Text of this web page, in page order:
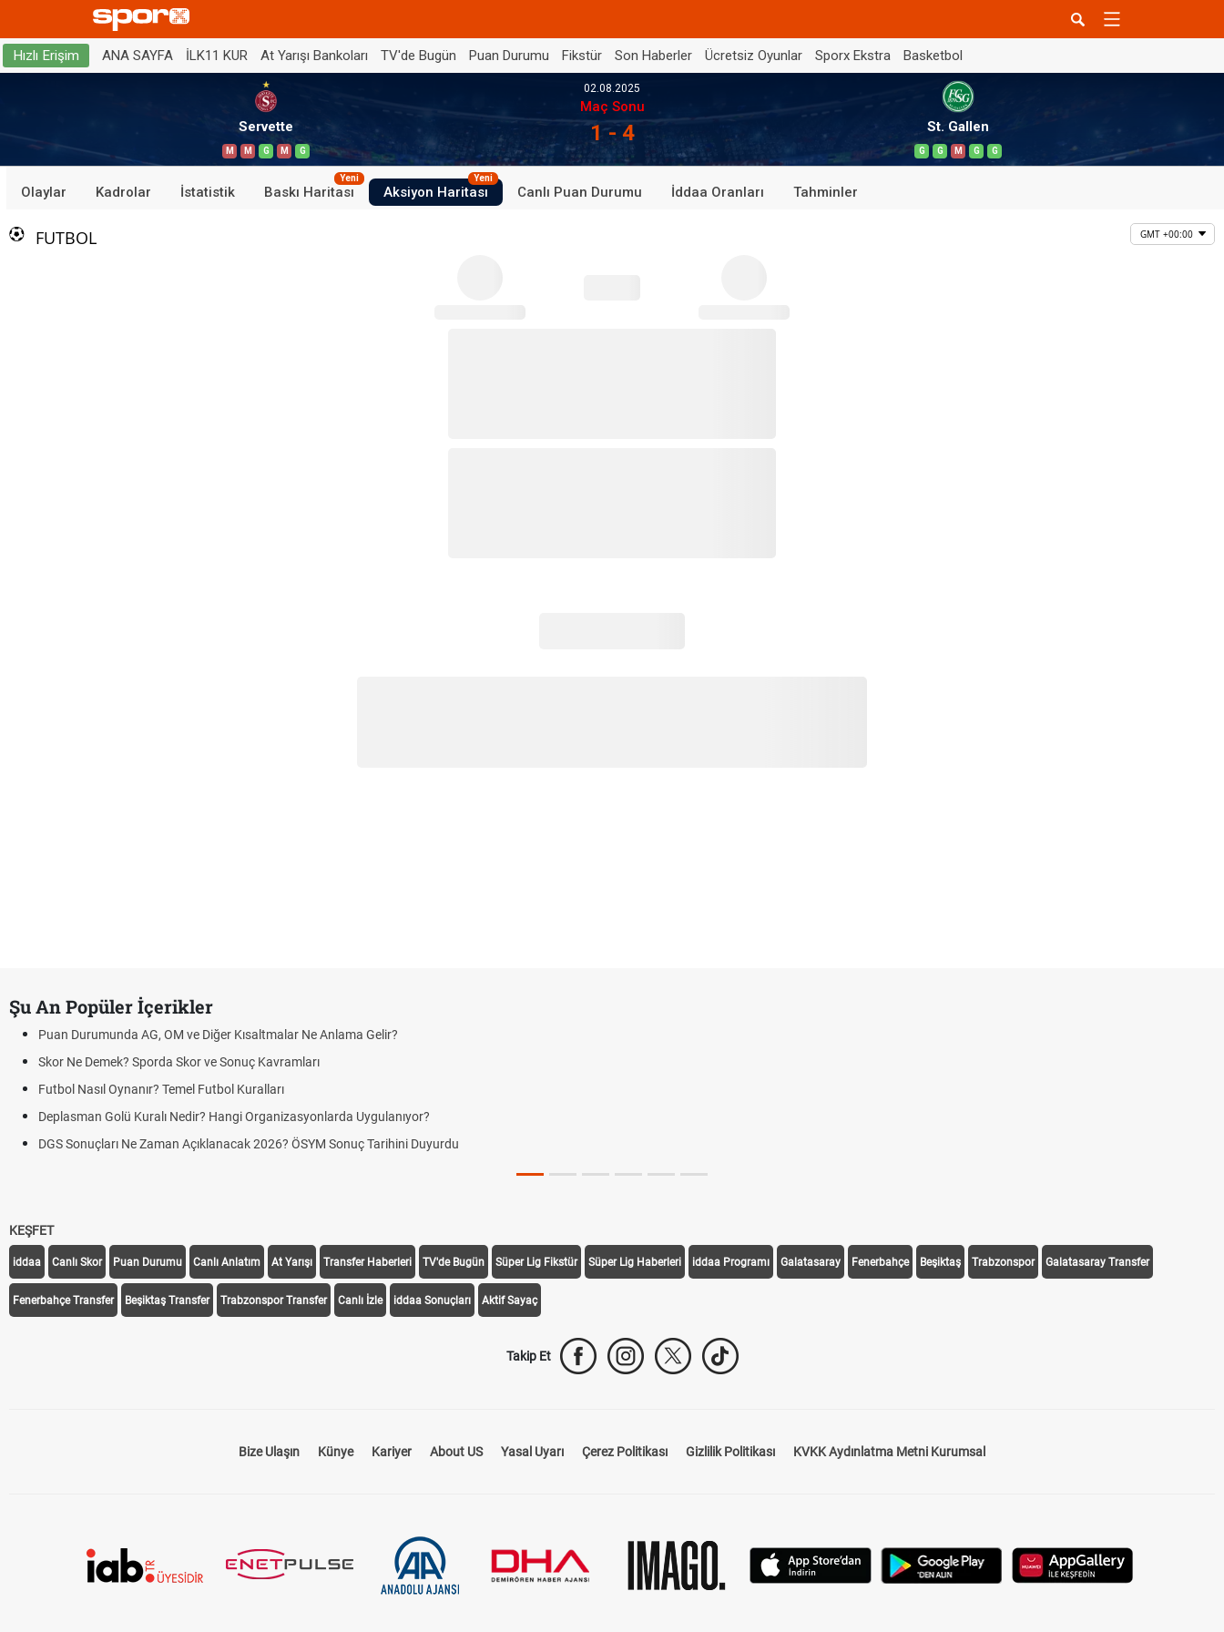
Hızlı Erişim ANA SAYFA İLK11 KUR At Yarışı Bankoları TV'de Bugün Puan Durumu Fikstür Son Haberler Ücretsiz Oyunlar Sporx Ekstra Basketbol
Servette
M M G M G
02.08.2025
Maç Sonu
1 - 4 St. Gallen
G G M G G
Olaylar Kadrolar İstatistik Baskı Haritası
Yeni
Aksiyon Haritası
Yeni
Canlı Puan Durumu İddaa Oranları Tahminler
FUTBOL GMT +00:00
Şu An Popüler İçerikler
Puan Durumunda AG, OM ve Diğer Kısaltmalar Ne Anlama Gelir?
Skor Ne Demek? Sporda Skor ve Sonuç Kavramları
Futbol Nasıl Oynanır? Temel Futbol Kuralları
Deplasman Golü Kuralı Nedir? Hangi Organizasyonlarda Uygulanıyor?
DGS Sonuçları Ne Zaman Açıklanacak 2026? ÖSYM Sonuç Tarihini Duyurdu
KEŞFET
iddaa Canlı Skor Puan Durumu Canlı Anlatım At Yarışı Transfer Haberleri TV'de Bugün Süper Lig Fikstür Süper Lig Haberleri iddaa Programı Galatasaray Fenerbahçe Beşiktaş Trabzonspor Galatasaray Transfer
Fenerbahçe Transfer Beşiktaş Transfer Trabzonspor Transfer Canlı İzle iddaa Sonuçları Aktif Sayaç
Takip Et
Bize Ulaşın Künye Kariyer About US Yasal Uyarı Çerez Politikası Gizlilik Politikası KVKK Aydınlatma Metni Kurumsal